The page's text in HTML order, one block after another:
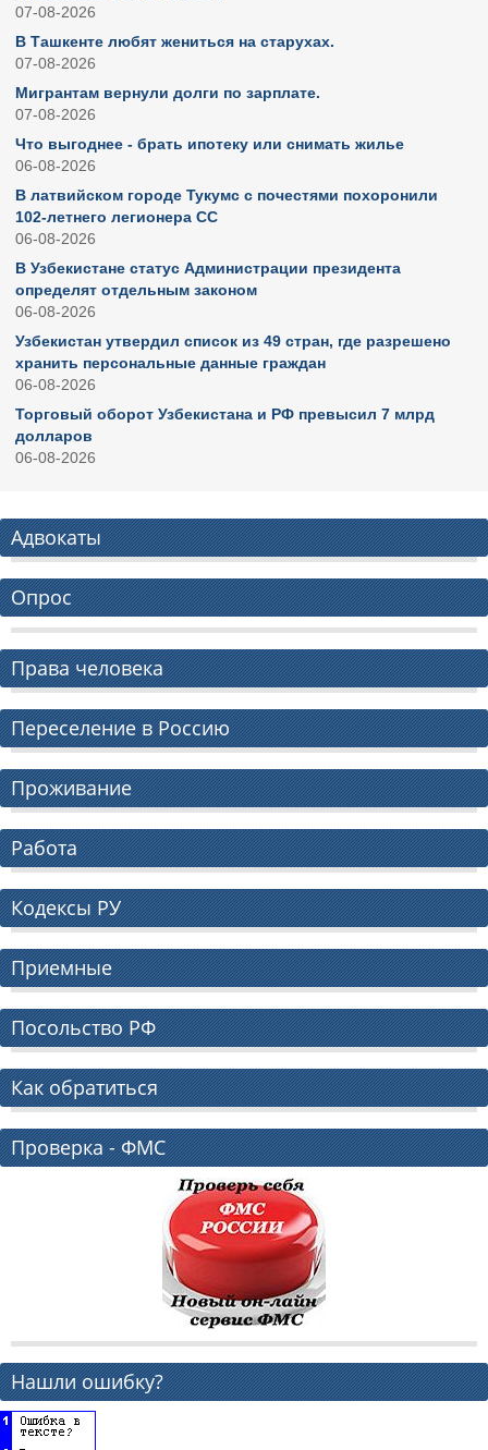
07-08-2026
В Ташкенте любят жениться на старухах.
07-08-2026
Мигрантам вернули долги по зарплате.
07-08-2026
Что выгоднее - брать ипотеку или снимать жилье
06-08-2026
В латвийском городе Тукумс с почестями похоронили
102-летнего легионера СС
06-08-2026
В Узбекистане статус Администрации президента
определят отдельным законом
06-08-2026
Узбекистан утвердил список из 49 стран, где разрешено
хранить персональные данные граждан
06-08-2026
Торговый оборот Узбекистана и РФ превысил 7 млрд
долларов
06-08-2026
Адвокаты
Опрос
Права человека
Переселение в Россию
Проживание
Работа
Кодексы РУ
Приемные
Посольство РФ
Как обратиться
Проверка - ФМС
Нашли ошибку?